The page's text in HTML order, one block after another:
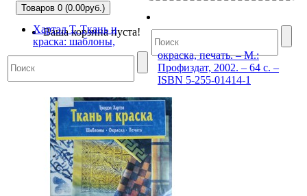
Товаров 0 (0.00руб.)
Ваша корзина пуста!
Хартэл Т. Ткань и
краска: шаблоны,
окраска, печать. – М.:
Профиздат, 2002. – 64 с. –
ISBN 5-255-01414-1